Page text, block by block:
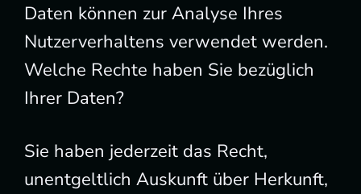
Daten können zur Analyse Ihres
Nutzerverhaltens verwendet werden.
Welche Rechte haben Sie bezüglich
Ihrer Daten?
Sie haben jederzeit das Recht,
unentgeltlich Auskunft über Herkunft,